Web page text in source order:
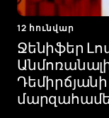
12 հունվար
Ջենիֆեր